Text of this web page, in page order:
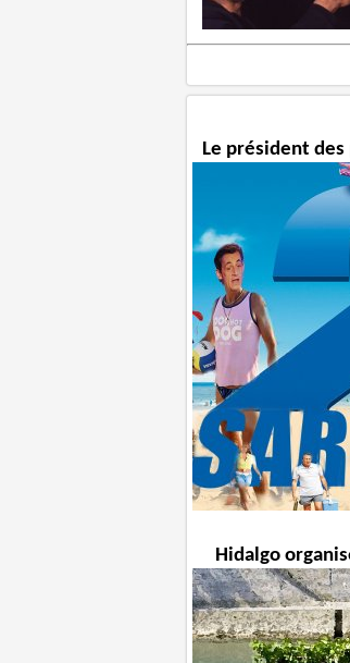
Le président
Hidalgo